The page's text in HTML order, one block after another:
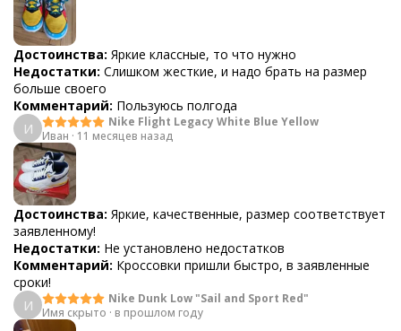
Достоинства: Яркие классные, то что нужно
Недостатки: Слишком жесткие, и надо брать на размер
больше своего
Комментарий: Пользуюсь полгода
И
Nike Flight Legacy White Blue Yellow
Иван · 11 месяцев назад
Достоинства: Яркие, качественные, размер соответствует
заявленному!
Недостатки: Не установлено недостатков
Комментарий: Кроссовки пришли быстро, в заявленные
сроки!
И
Nike Dunk Low "Sail and Sport Red"
Имя скрыто · в прошлом году